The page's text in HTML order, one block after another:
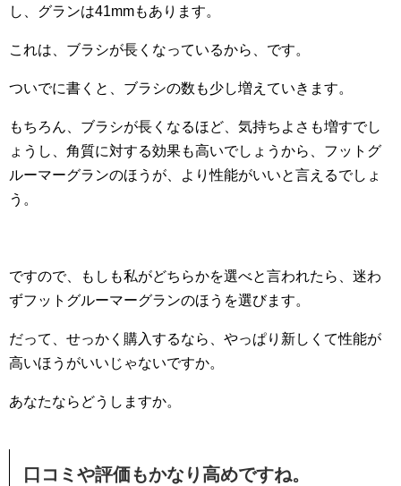
し、グランは41mmもあります。
これは、ブラシが長くなっているから、です。
ついでに書くと、ブラシの数も少し増えていきます。
もちろん、ブラシが長くなるほど、気持ちよさも増すでし
ょうし、角質に対する効果も高いでしょうから、フットグ
ルーマーグランのほうが、より性能がいいと言えるでしょ
う。
ですので、もしも私がどちらかを選べと言われたら、迷わ
ずフットグルーマーグランのほうを選びます。
だって、せっかく購入するなら、やっぱり新しくて性能が
高いほうがいいじゃないですか。
あなたならどうしますか。
口コミや評価もかなり高めですね。